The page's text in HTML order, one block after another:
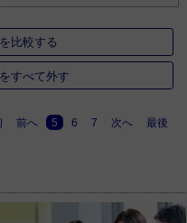
比較する
すべて外す
前へ 5 6 7 次へ 最後